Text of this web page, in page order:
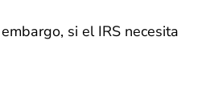
si el IRS necesita